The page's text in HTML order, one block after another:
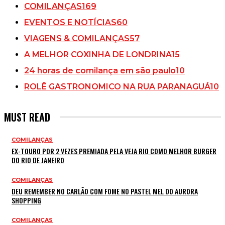
COMILANÇAS169
EVENTOS E NOTÍCIAS60
VIAGENS & COMILANÇAS57
A MELHOR COXINHA DE LONDRINA15
24 horas de comilança em são paulo10
ROLÊ GASTRONOMICO NA RUA PARANAGUÁ10
MUST READ
COMILANÇAS
EX-TOURO POR 2 VEZES PREMIADA PELA VEJA RIO COMO MELHOR BURGER
DO RIO DE JANEIRO
COMILANÇAS
DEU REMEMBER NO CARLÃO COM FOME NO PASTEL MEL DO AURORA
SHOPPING
COMILANÇAS